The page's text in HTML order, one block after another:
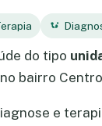
do tipo
bairro
e